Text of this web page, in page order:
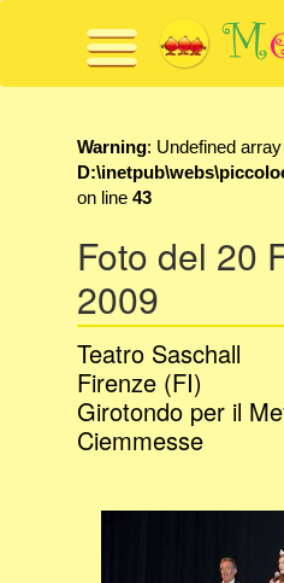
Menu
Warning: Undefined
on line 43
Foto del 20
2009
Teatro Saschall
Firenze (FI)
Girotondo per il
Ciemmesse